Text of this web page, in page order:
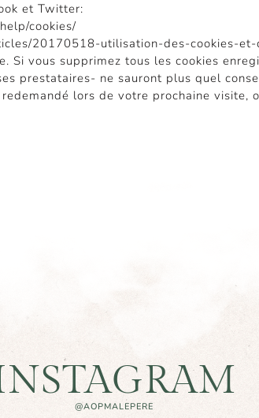
et Twitter:
cookies/
20170518-utilisation-des-cookies-
vous supprimez tous les cookies
prestataires- ne sauront plus quel
lors de votre prochaine visite,
@AOPMALEPERE